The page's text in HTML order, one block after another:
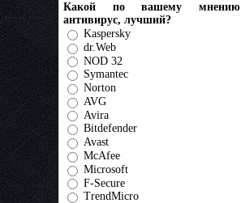
Какой по вашему мнению
антивирус, лучший?
Kaspersky
dr.Web
NOD 32
Symantec
Norton
AVG
Avira
Bitdefender
Avast
McAfee
Microsoft
F-Secure
TrendMicro